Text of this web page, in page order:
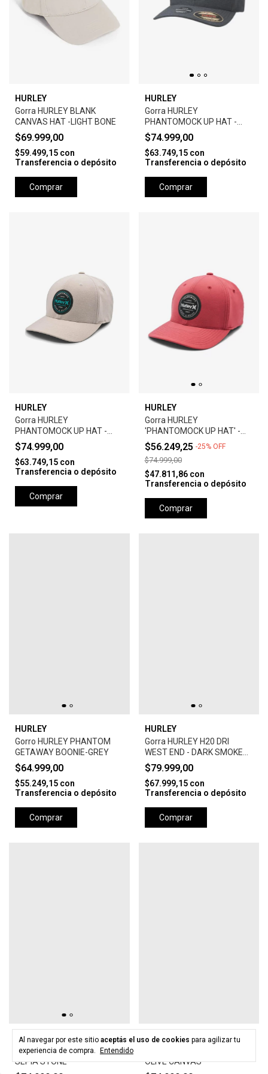
Al navegar por este sitio aceptás el uso de cookies para agilizar tu
experiencia de compra.
Entendido
HURLEY
Gorra HURLEY BLANK
CANVAS HAT -LIGHT BONE
$69.999,00
$59.499,15 con
Transferencia o depósito
Comprar
HURLEY
Gorra HURLEY
PHANTOMOCK UP HAT -
BLACK
$74.999,00
$63.749,15 con
Transferencia o depósito
Comprar
HURLEY
Gorra HURLEY
PHANTOMOCK UP HAT -
GREY
$74.999,00
$63.749,15 con
Transferencia o depósito
Comprar
HURLEY
Gorra HURLEY
'PHANTOMOCK UP HAT' -
UNIVERSTY RED
$56.249,25 -25% OFF
$74.999,00
$47.811,86 con
Transferencia o depósito
Comprar
HURLEY
Gorro HURLEY PHANTOM
GETAWAY BOONIE-GREY
$64.999,00
$55.249,15 con
Transferencia o depósito
Comprar
HURLEY
Gorra HURLEY H20 DRI
WEST END - DARK SMOKE
GREY
$79.999,00
$67.999,15 con
Transferencia o depósito
Comprar
HURLEY
Gorra HURLEY LEVELS HAT -
SEPIA STONE
HURLEY
OLIVE CANVAS